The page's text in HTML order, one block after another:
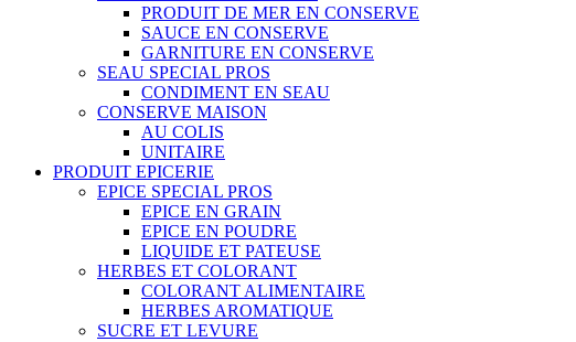
PRODUIT DE MER EN CONSERVE
SAUCE EN CONSERVE
GARNITURE EN CONSERVE
SEAU SPECIAL PROS
CONDIMENT EN SEAU
CONSERVE MAISON
AU COLIS
UNITAIRE
PRODUIT EPICERIE
EPICE SPECIAL PROS
EPICE EN GRAIN
EPICE EN POUDRE
LIQUIDE ET PATEUSE
HERBES ET COLORANT
COLORANT ALIMENTAIRE
HERBES AROMATIQUE
SUCRE ET LEVURE